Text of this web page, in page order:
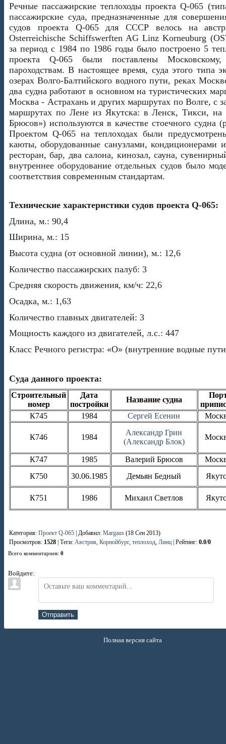
Речные пассажирские теплоходы проекта Q-065
пассажирские суда, предназначенные для
судов проекта Q-065 для СССР велось на
Osterreichische Schiffswerften AG Linz Korneuburg
за период c 1984 по 1986 годы было построено 5
проекта Q-065 были поставлены
пароходствам. В настоящее время, суда этого типа
озерах Волго-Балтийского водного пути, реках
два судна работают в основном на туристических
Москва - Астрахань и других маршрутах по Волге, с
маршрутах по Лене из Якутска: в Ленск, Тикси,
Брюсов») используются в качестве стоечного судна
Проектом Q-065 на теплоходах были
каюты, оборудованные санузлами, кондиционерами
ресторан, бар, два салона, кинозал, сауна,
внутреннее оборудование отдельных судов было
соответствия современным стандартам.
Технические характеристики судов проекта Q-065:
Длина, м.: 90,4
Ширина, м.: 15
Высота судна (от основной линии), м.: 12,6
Количество пассажирских палуб: 3
Средняя скорость движения, км/ч: 22,6
Осадка, м.: 1,63
Количество главных двигателей: 3
Мощность каждого из двигателей, л.с.: 447
Класс Речного регистра: «О» (внутренние водные
Суда данного проекта:
Строительный
номер
Дата
постройки
Название судна
К745
1984 Сергей Есенин
К746 1984
Александр Грин
(Александр Блок)
К747 1985 Валерий Брюсов
К750
30.06.1985 Демьян Бедный
К751 1986 Михаил Светлов
Категория: Проект Q-065 Добавил: Margaus (18 Сен 2013)
Просмотров: 1528 Теги: Австрия, Корнойбург, теплоход, Линц Рейтинг: 0.0/0
Всего комментариев: 0
Войдите:
Отправить
Полная версия сайта